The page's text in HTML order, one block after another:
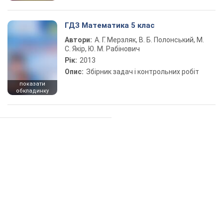
показати
обкладинку
ГДЗ Математика 5 клас
Автори: А. Г. Мерзляк, В. Б. Полонський, М.
С. Якір, Ю. М. Рабінович
Рік: 2013
Опис: Збірник задач і контрольних робіт